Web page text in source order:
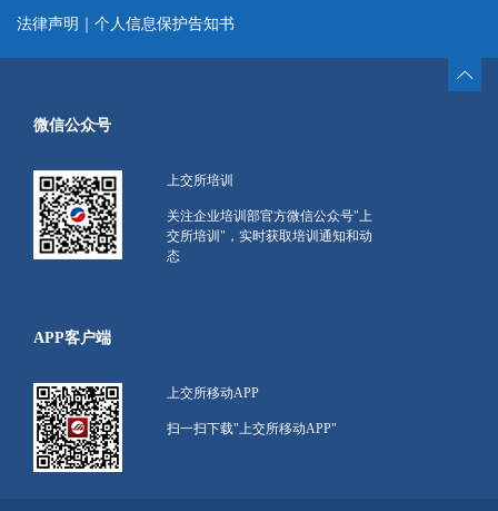
法律声明 个人信息保护告知书
微信公众号
上交所培训
关注企业培训部官方微信公众号"上
交所培训"，实时获取培训通知和动
态
APP客户端
上交所移动APP
扫一扫下载"上交所移动APP"